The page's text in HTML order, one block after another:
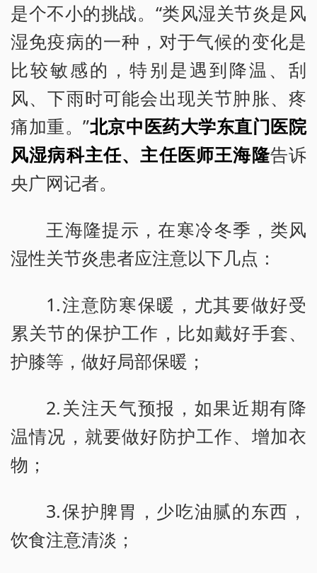
是个不小的挑战。“类风湿关节炎是风
湿免疫病的一种，对于气候的变化是
比较敏感的，特别是遇到降温、刮
风、下雨时可能会出现关节肿胀、疼
痛加重。”北京中医药大学东直门医院
风湿病科主任、主任医师王海隆告诉
央广网记者。
王海隆提示，在寒冷冬季，类风
湿性关节炎患者应注意以下几点：
1.注意防寒保暖，尤其要做好受
累关节的保护工作，比如戴好手套、
护膝等，做好局部保暖；
2.关注天气预报，如果近期有降
温情况，就要做好防护工作、增加衣
物；
3.保护脾胃，少吃油腻的东西，
饮食注意清淡；